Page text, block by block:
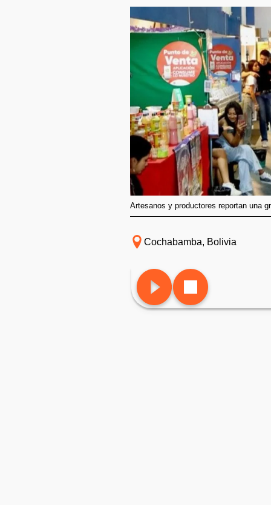
Artesanos y productores reportan una
Cochabamba, Bolivia